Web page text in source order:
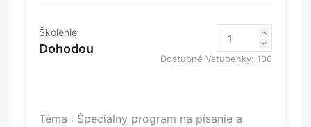
Školenie
Dohodou
Dostupné Vstupenky: 100
Téma : Špeciálny program na písanie a